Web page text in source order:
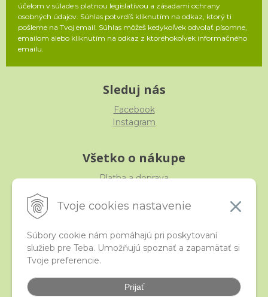
Tvoje cookies nastavenie
Súbory cookie nám pomáhajú pri poskytovaní
služieb pre Teba. Umožňujú spoznať a zapamätať si
Tvoje preferencie.
Prijať
účelom v súlade s platnou legislatívou a zásadami ochrany
osobných údajov. Súhlas potvrdíš kliknutím na odkaz, ktorý ti
pošleme na Tvoj email. Súhlas môžeš kedykoľvek odvolať písomne,
emailom alebo kliknutím na odkaz z ktoréhokoľvek informačného
emailu.
Sleduj nás
Facebook
Instagram
Všetko o nákupe
Platba a doprava
Obchodné podmienky
iStraka
Veľkoobchod